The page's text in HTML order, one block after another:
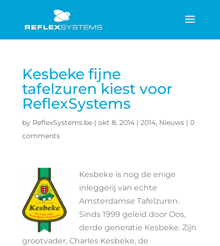
Kesbeke fijne
tafelzuren kiest voor
ReflexSystems
by ReflexSystems.be| okt 8, 2014| 2014, Nieuws| 0
comments
Kesbeke is nog de enige
inleggerij van echte
Amsterdamse Tafelzuren.
Sinds 1999 geleid door Oos,
derde generatie Kesbeke. Zijn
grootvader, Charles Kesbeke, de